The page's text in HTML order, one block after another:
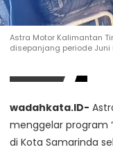
Astra Motor Kalimantan
disepanjang periode Juni
wadahkata.ID-
menggelar program
di Kota Samarinda